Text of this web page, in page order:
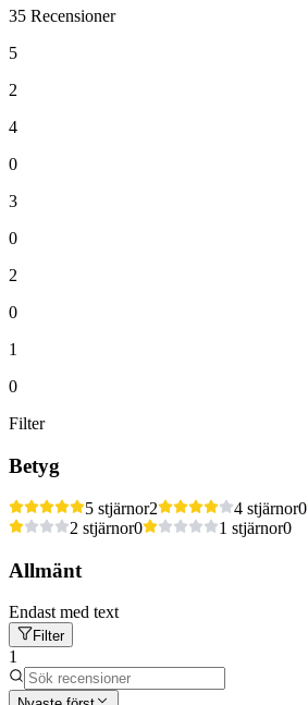
35 Recensioner
5
2
4
0
3
0
2
0
1
0
Filter
Betyg
5 stjärnor2 4 stjärnor0
2 stjärnor0 1 stjärnor0
Allmänt
Endast med text
Filter
1